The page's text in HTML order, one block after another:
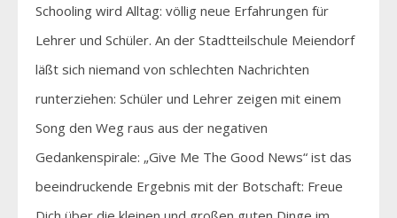
Schooling wird Alltag: völlig neue Erfahrungen für
Lehrer und Schüler. An der Stadtteilschule Meiendorf
läßt sich niemand von schlechten Nachrichten
runterziehen: Schüler und Lehrer zeigen mit einem
Song den Weg raus aus der negativen
Gedankenspirale: „Give Me The Good News“ ist das
beeindruckende Ergebnis mit der Botschaft: Freue